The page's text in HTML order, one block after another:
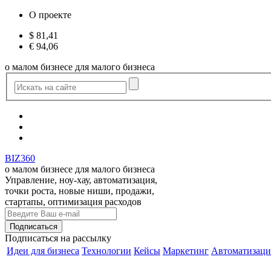
О проекте
$ 81,41
€ 94,06
о малом бизнесе для малого бизнеса
BIZ360
о малом бизнесе для малого бизнеса
Управление, ноу-хау, автоматизация,
точки роста, новые ниши, продажи,
стартапы, оптимизация расходов
Подписаться на рассылку
Идеи для бизнеса Технологии Кейсы Маркетинг